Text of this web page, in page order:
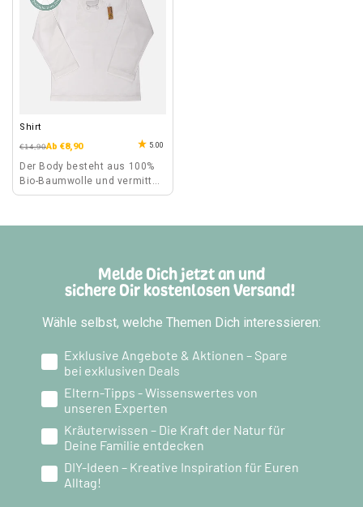
Shirt
Normaler
€14,90
Verkaufspreis
Ab €8,90 5.00
Der Body besteht aus 100%
Bio-Baumwolle und vermittelt
ein angenehmes
Melde Dich jetzt an und
sichere Dir kostenlosen Versand!
Wähle selbst, welche Themen Dich interessieren:
Exklusive Angebote & Aktionen – Spare
bei exklusiven Deals
Eltern-Tipps - Wissenswertes von
unseren Experten
Kräuterwissen – Die Kraft der Natur für
Deine Familie entdecken
DIY-Ideen – Kreative Inspiration für Euren
Alltag!